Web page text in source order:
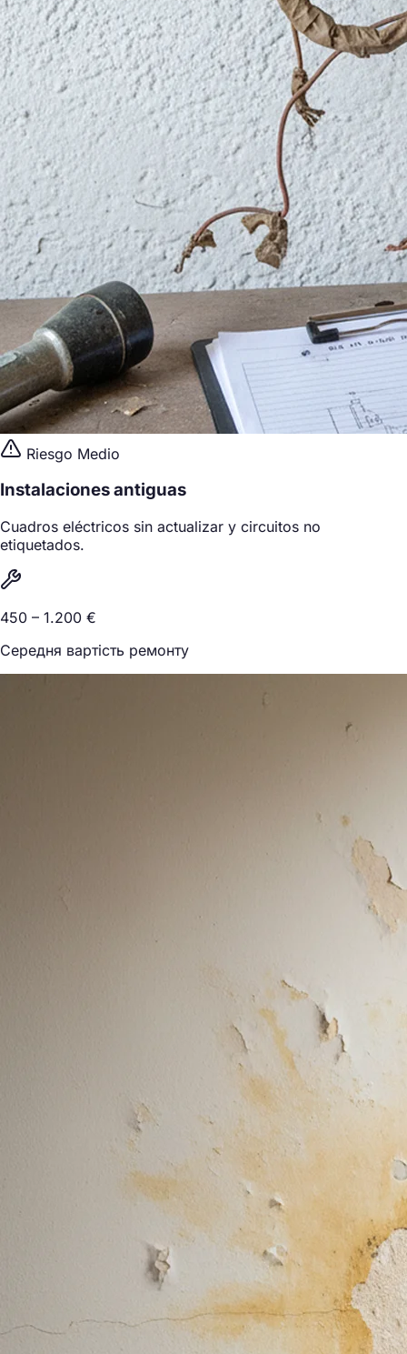
Riesgo Medio
Instalaciones antiguas
Cuadros eléctricos sin actualizar y circuitos no
etiquetados.
450 – 1.200 €
Середня вартість ремонту